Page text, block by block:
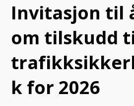
Invitasjon til
om tilskudd
k for 2026